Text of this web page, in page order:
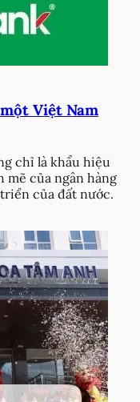
Việt Nam
chỉ là khẩu hiệu
mẽ của ngân hàng
của đất nước.